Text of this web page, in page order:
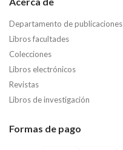
Departamento de publicaciones
Libros facultades
Colecciones
Libros electrónicos
Revistas
Libros de investigación
Formas de pago